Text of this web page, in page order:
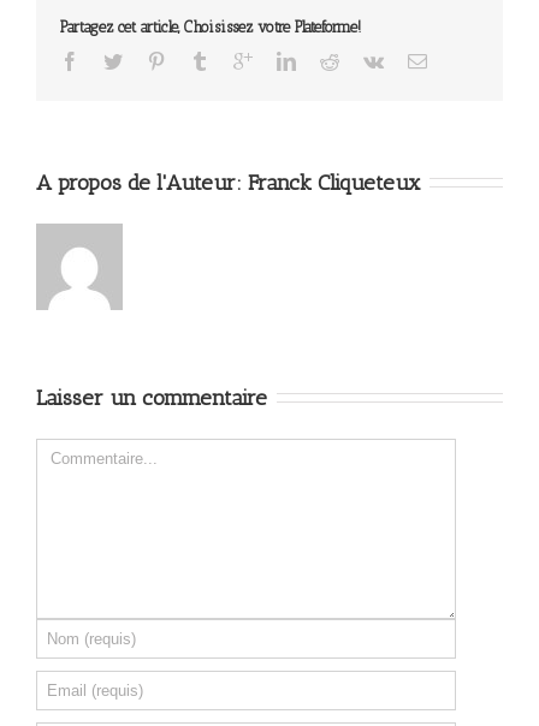
Partagez cet article, Choisissez votre Plateforme!
A propos de l'Auteur: Franck Cliqueteux
Laisser un commentaire